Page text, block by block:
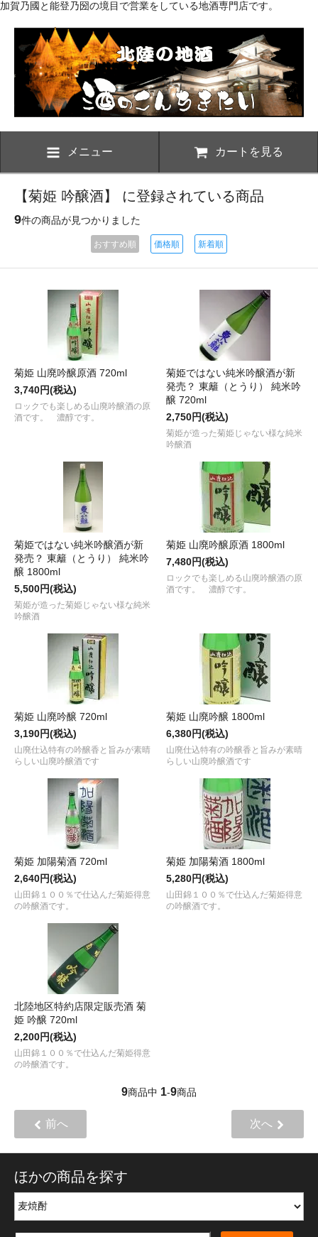
加賀乃國と能登乃圀の境目で営業をしている地酒専門店です。
メニュー カートを見る
【菊姫 吟醸酒】 に登録されている商品
9件の商品が見つかりました
おすすめ順 価格順 新着順
菊姫 山廃吟醸原酒 720ml
3,740円(税込)
ロックでも楽しめる山廃吟醸酒の原
酒です。 濃醇です。
菊姫ではない純米吟醸酒が新
発売？ 東籬（とうり） 純米吟
醸 720ml
2,750円(税込)
菊姫が造った菊姫じゃない様な純米
吟醸酒
菊姫ではない純米吟醸酒が新
発売？ 東籬（とうり） 純米吟
醸 1800ml
5,500円(税込)
菊姫が造った菊姫じゃない様な純米
吟醸酒
菊姫 山廃吟醸原酒 1800ml
7,480円(税込)
ロックでも楽しめる山廃吟醸酒の原
酒です。 濃醇です。
菊姫 山廃吟醸 720ml
3,190円(税込)
山廃仕込特有の吟醸香と旨みが素晴
らしい山廃吟醸酒です
菊姫 山廃吟醸 1800ml
6,380円(税込)
山廃仕込特有の吟醸香と旨みが素晴
らしい山廃吟醸酒です
菊姫 加陽菊酒 720ml
2,640円(税込)
山田錦１００％で仕込んだ菊姫得意
の吟醸酒です。
菊姫 加陽菊酒 1800ml
5,280円(税込)
山田錦１００％で仕込んだ菊姫得意
の吟醸酒です。
北陸地区特約店限定販売酒 菊
姫 吟醸 720ml
2,200円(税込)
山田錦１００％で仕込んだ菊姫得意
の吟醸酒です。
9商品中 1-9商品
前へ 次へ
ほかの商品を探す